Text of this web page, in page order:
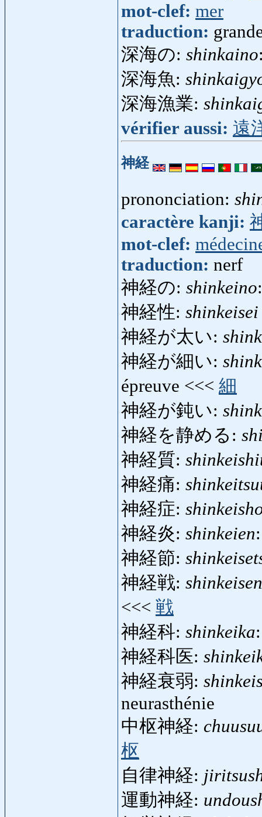
mot-clef: mer
traduction:
深海の: shinkaino
深海魚:
深海漁業:
vérifier aussi: 遠
神経
prononciation:
caractère kanji:
mot-clef:
traduction: nerf
神経の: shinkeino
神経性: shinkeisei
神経が太い:
神経が細い:
épreuve <<< 細
神経が鈍い:
神経を静める:
神経質:
神経痛:
神経症:
神経炎: shinkeien
神経節:
神経戦: shinkeisen
<<< 戦
神経科: shinkeika
神経科医:
神経衰弱:
neurasthénie
中枢神経:
枢
自律神経:
運動神経: